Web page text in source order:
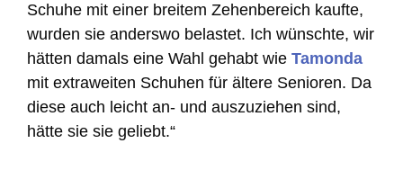
Schuhe mit einer breitem Zehenbereich kaufte,
wurden sie anderswo belastet. Ich wünschte, wir
hätten damals eine Wahl gehabt wie Tamonda
mit extraweiten Schuhen für ältere Senioren. Da
diese auch leicht an- und auszuziehen sind,
hätte sie sie geliebt.“